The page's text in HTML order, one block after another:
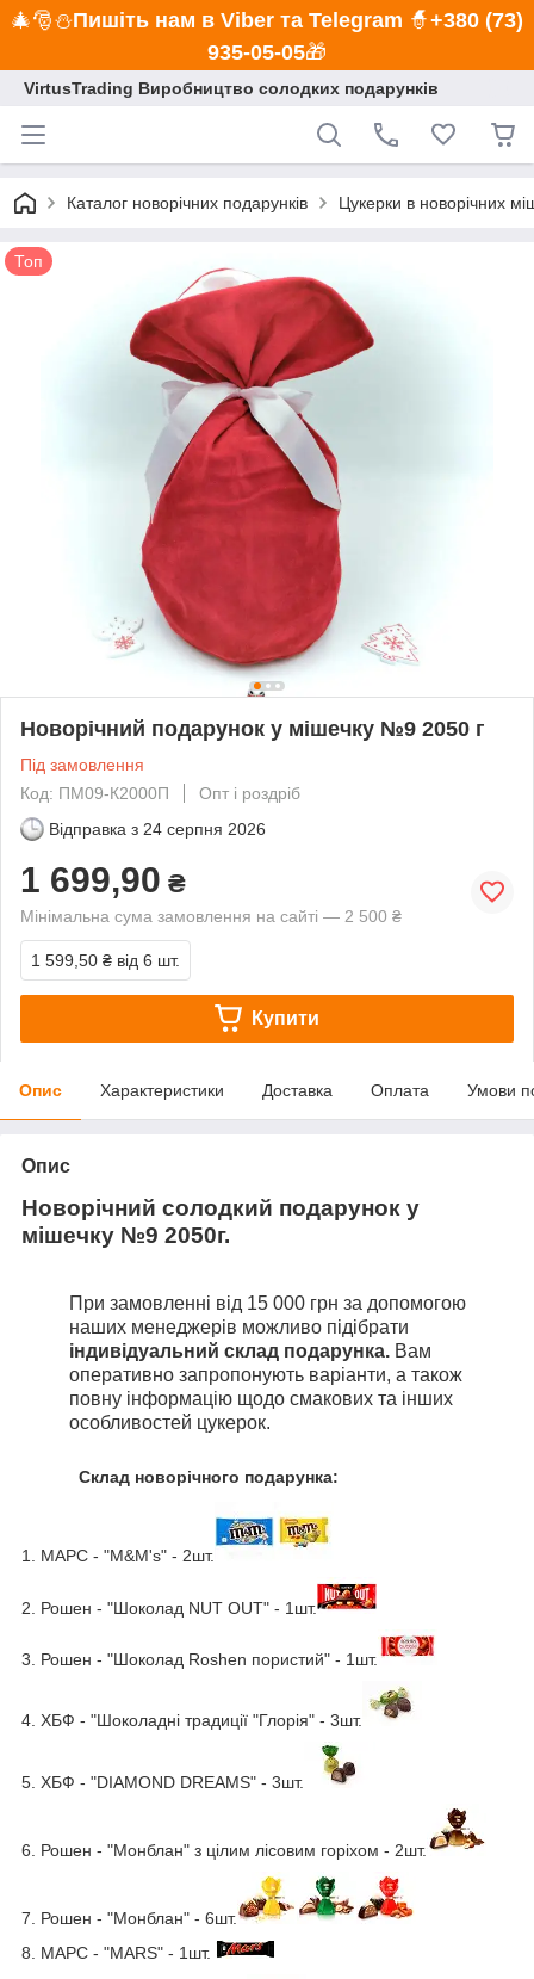
🎄🎅⛄Пишіть нам в Viber та Telegram 🧙+380 (73)
935-05-05🎁
VirtusTrading Виробництво солодких подарунків
Каталог новорічних подарунків Цукерки в новорічних
Топ
Новорічний подарунок у мішечку №9 2050 г
Під замовлення
Код: ПМ09-К2000П
Опт і роздріб
Відправка з 24 серпня 2026
1 699,90 ₴
Мінімальна сума замовлення на сайті — 2 500 ₴
1 599,50 ₴ від 6 шт.
Купити
Опис Характеристики Доставка Оплата Умови
Опис
Новорічний солодкий подарунок у
мішечку №9 2050г.
При замовленні від 15 000 грн за допомогою
наших менеджерів можливо підібрати
індивідуальний склад подарунка. Вам
оперативно запропонують варіанти, а також
повну інформацію щодо смакових та інших
особливостей цукерок.
Склад новорічного подарунка:
1. МАРС - "M&M's" - 2шт.
2. Рошен - "Шоколад NUТ OUT" - 1шт.
3. Рошен - "Шоколад Roshen пористий" - 1шт.
4. ХБФ - "Шоколадні традиції "Глорія" - 3шт.
5. ХБФ - "DIAMOND DREAMS" - 3шт.
6. Рошен - "Монблан" з цілим лісовим горіхом - 2шт.
7. Рошен - "Монблан" - 6шт.
8. МАРС - "MARS" - 1шт.